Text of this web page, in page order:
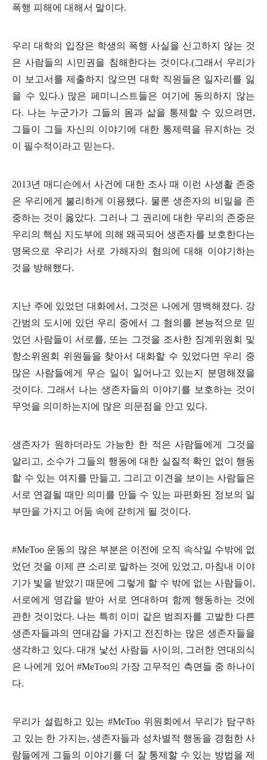
폭행 피해에 대해서 말이다.
우리 대학의 입장은 학생의 폭행 사실을 신고하지 않는 것
은 사람들의 시민권을 침해한다는 것이다.(그래서 우리가
이 보고서를 제출하지 않으면 대학 직원들은 일자리를 잃
을 수 있다.) 많은 페미니스트들은 여기에 동의하지 않는
다. 나는 누군가가 그들의 몸과 삶을 통제할 수 있으려면 ,
그들이 그들 자신의 이야기에 대한 통제력을 유지하는 것
이 필수적이라고 믿는다.
2013년 매디슨에서 사건에 대한 조사 때 이런 사생활 존중
은 우리에게 불리하게 이용됐다. 물론 생존자의 비밀을 존
중하는 것이 옳았다. 그러나 그 권리에 대한 우리의 존중은
우리의 핵심 지도부에 의해 왜곡되어 생존자를 보호한다는
명목으로 우리가 서로 가해자의 혐의에 대해 이야기하는
것을 방해했다.
지난 주에 있었던 대화에서 , 그것은 나에게 명백해졌다. 강
간범의 도시에 있던 우리 중에서 그 혐의를 본능적으로 믿
었던 사람들이 서로를, 또는 그것을 조사한 징계위원회 및
항소위원회 위원들을 찾아서 대화할 수 있었다면 우리 중
많은 사람들에게 무슨 일이 일어나고 있는지 분명해졌을
것이다. 그래서 나는 생존자들의 이야기를 보호하는 것이
무엇을 의미하는지에 많은 의문점을 안고 있다.
생존자가 원하더라도 가능한 한 적은 사람들에게 그것을
알리고, 소수가 그들의 행동에 대한 실질적 확인 없이 행동
할 수 있는 여지를 만들고, 그리고 이견을 보이는 사람들은
서로 연결될 때만 의미를 만들 수 있는 파편화된 정보의 일
부만을 가지고 어둠 속에 갇히게 될 것이다.
#MeToo 운동의 많은 부분은 이전에 오직 속삭일 수밖에 없
었던 것을 이제 큰 소리로 말하는 것에 있었고, 마침내 이야
기가 빛을 받았기 때문에 그렇게 할 수 밖에 없는 사람들이 ,
서로에게 영감을 받아 서로 연대하며 함께 행동하는 것에
관한 것이었다. 나는 특히 이미 같은 범죄자를 고발한 다른
생존자들과의 연대감을 가지고 전진하는 많은 생존자들을
생각하고 있다.대개 낯선 사람들 사이의 , 그러한 연대의식
은 나에게 있어 #MeToo의 가장 고무적인 측면들 중 하나이
다.
우리가 설립하고 있는 #MeToo 위원회에서 우리가 탐구하
고 있는 한 가지는, 생존자들과 성차별적 행동을 경험한 사
람들에게 그들의 이야기를 더 잘 통제할 수 있는 방법을 제